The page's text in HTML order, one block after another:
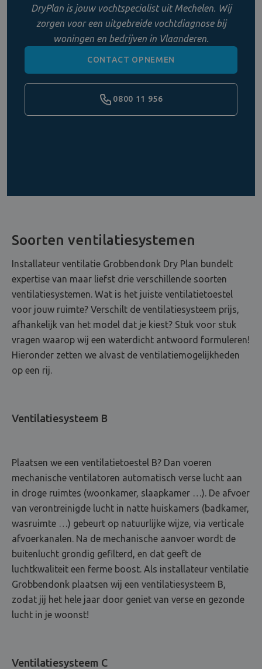
DryPlan is jouw vochtspecialist uit Mechelen. Wij
zorgen voor een uitgebreide vochtdiagnose bij
woningen en bedrijven in Vlaanderen.
CONTACT OPNEMEN
0800 11 956
Soorten ventilatiesystemen
Installateur ventilatie Grobbendonk Dry Plan bundelt
expertise van maar liefst drie verschillende soorten
ventilatiesystemen. Wat is het juiste ventilatietoestel
voor jouw ruimte? Verschilt de ventilatiesysteem prijs,
afhankelijk van het model dat je kiest? Stuk voor stuk
vragen waarop wij een waterdicht antwoord formuleren!
Hieronder zetten we alvast de ventilatiemogelijkheden
op een rij.
Ventilatiesysteem B
Plaatsen we een ventilatietoestel B? Dan voeren
mechanische ventilatoren automatisch verse lucht aan
in droge ruimtes (woonkamer, slaapkamer …). De afvoer
van verontreinigde lucht in natte huiskamers (badkamer,
wasruimte …) gebeurt op natuurlijke wijze, via verticale
afvoerkanalen. Na de mechanische aanvoer wordt de
buitenlucht grondig gefilterd, en dat geeft de
luchtkwaliteit een ferme boost. Als installateur ventilatie
Grobbendonk plaatsen wij een ventilatiesysteem B,
zodat jij het hele jaar door geniet van verse en gezonde
lucht in je woonst!
Ventilatiesysteem C